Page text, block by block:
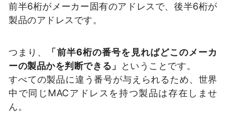
前半6桁がメーカー固有のアドレスで、後半6桁が
製品のアドレスです。
つまり、
「前半6桁の番号を見ればどこのメーカ
ーの製品かを判断できる」
ということです。
すべての製品に違う番号が与えられるため、世界
中で同じMACアドレスを持つ製品は存在しませ
ん。